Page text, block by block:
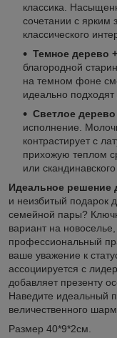
классика.
сочетании с ярким
классического
Темное дерево
благородной
на темном фоне
идеально
Светлое дерево
исполнение.
контрастирует с
прихожую теплом
или скандинавского
Идеальное решение
и неизбитый подарок
семейной пары?
вариант на
профессиональный
ваше уважение к
ассоциируется с
добавляет презенту
Наведите идеальный
величественного
Размер 40*9*2см.